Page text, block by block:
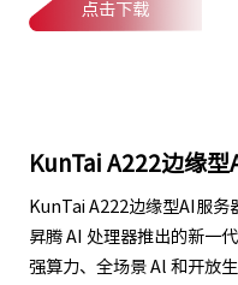
点击下载
KunTai A222边缘型
KunTai A222边缘型AI服务
昇腾 AI 处理器推出的新一
强算力、全场景 Al 和开放